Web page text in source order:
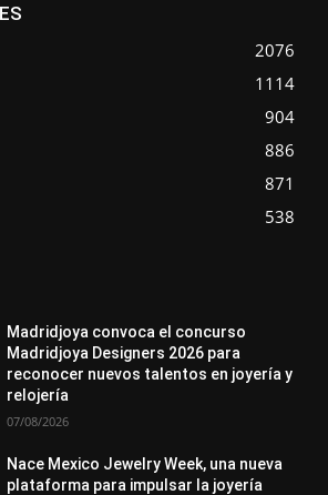
2076
1114
904
886
871
538
Novedades Opiniones
Perspectiva
Secciones Sin categoría
Más
Madridjoya convoca el concurso
Madridjoya Designers 2026 para
reconocer nuevos talentos en joyería y
relojería
07/08/2026
Nace Mexico Jewelry Week, una nueva
plataforma para impulsar la joyería